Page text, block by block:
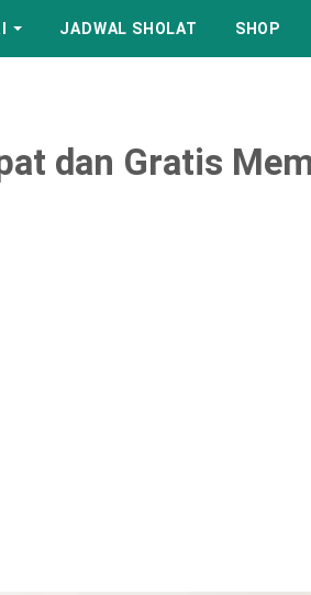
JADWAL SHOLAT SHOP
dan Gratis